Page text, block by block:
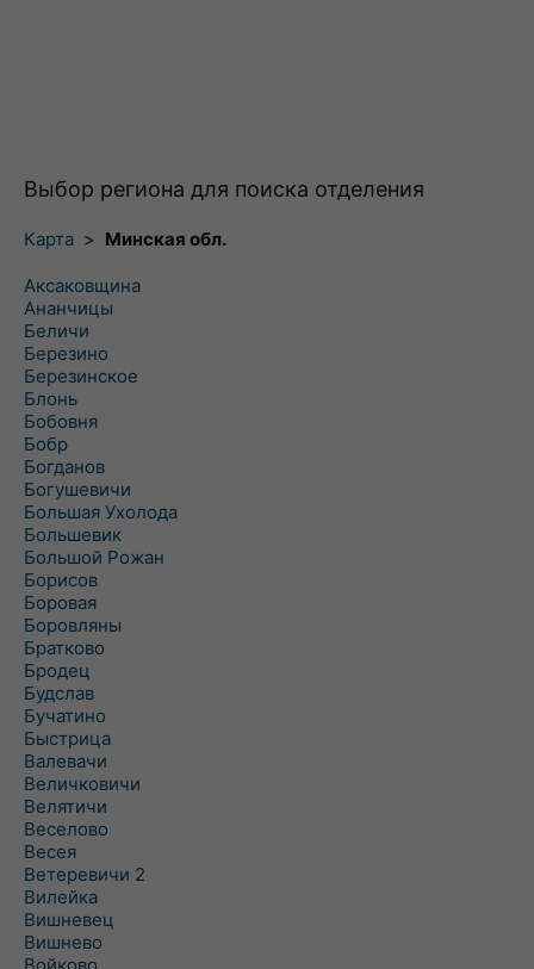
Выбор региона для поиска отделения
Карта > Минская обл.
Аксаковщина
Ананчицы
Беличи
Березино
Березинское
Блонь
Бобовня
Бобр
Богданов
Богушевичи
Большая Ухолода
Большевик
Большой Рожан
Борисов
Боровая
Боровляны
Братково
Бродец
Будслав
Бучатино
Быстрица
Валевачи
Величковичи
Велятичи
Веселово
Весея
Ветеревичи 2
Вилейка
Вишневец
Вишнево